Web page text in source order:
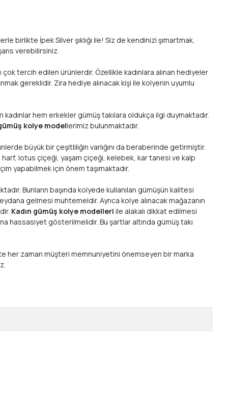
birlikte İpek Silver şıklığı ile! Siz de kendinizi şımartmak,
verebilirsiniz.
tercih edilen ürünlerdir. Özellikle kadınlara alınan hediyeler
gereklidir. Zira hediye alınacak kişi ile kolyenin uyumlu
hem erkekler gümüş takılara oldukça ilgi duymaktadır.
kolye modellerimiz bulunmaktadır.
büyük bir çeşitliliğin varlığını da beraberinde getirmiştir.
lotus çiçeği, yaşam çiçeği, kelebek, kar tanesi ve kalp
yapabilmek için önem taşımaktadır.
Bunların başında kolyede kullanılan gümüşün kalitesi
gelmesi muhtemeldir. Ayrıca kolye alınacak mağazanın
Kadın gümüş kolye modelleriile alakalı dikkat edilmesi
hassasiyet gösterilmelidir. Bu şartlar altında gümüş takı
her zaman müşteri memnuniyetini önemseyen bir marka